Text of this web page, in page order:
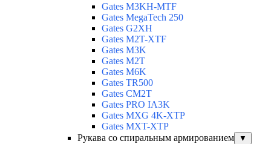
Gates M3KH-MTF
Gates MegaTech 250
Gates G2XH
Gates M2T-XTF
Gates M3K
Gates M2T
Gates M6K
Gates TR500
Gates CM2T
Gates PRO IA3K
Gates MXG 4K-XTP
Gates MXT-XTP
Рукава со спиральным армированием
▼